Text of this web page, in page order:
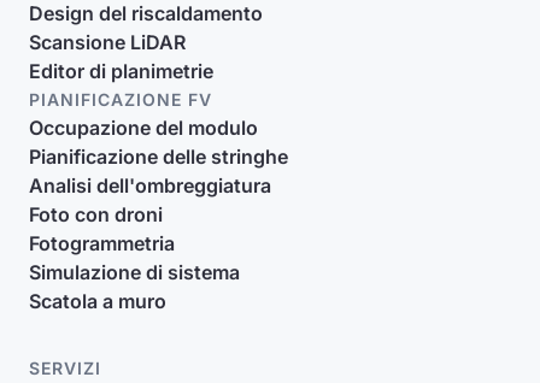
Design del riscaldamento
Scansione LiDAR
Editor di planimetrie
PIANIFICAZIONE FV
Occupazione del modulo
Pianificazione delle stringhe
Analisi dell'ombreggiatura
Foto con droni
Fotogrammetria
Simulazione di sistema
Scatola a muro
SERVIZI